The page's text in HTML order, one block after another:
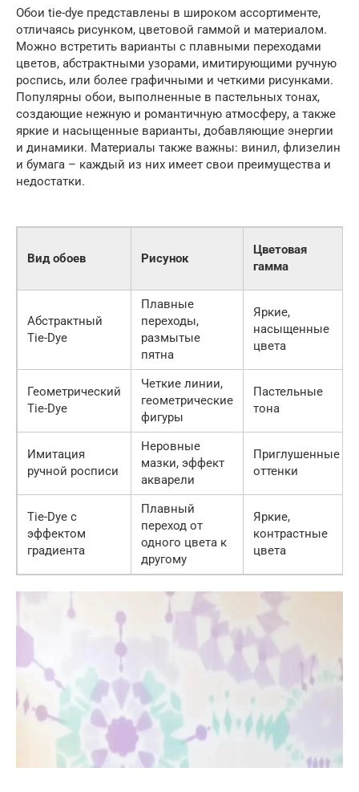
Обои tie-dye представлены в широком ассортименте,
отличаясь рисунком, цветовой гаммой и материалом.
Можно встретить варианты с плавными переходами
цветов, абстрактными узорами, имитирующими ручную
роспись, или более графичными и четкими рисунками.
Популярны обои, выполненные в пастельных тонах,
создающие нежную и романтичную атмосферу, а также
яркие и насыщенные варианты, добавляющие энергии
и динамики. Материалы также важны: винил, флизелин
и бумага – каждый из них имеет свои преимущества и
недостатки.
Вид обоев Рисунок
Цветовая
гамма
Абстрактный
Tie-Dye
Плавные
переходы,
размытые
пятна
Яркие,
насыщенные
цвета
Геометрический
Tie-Dye
Четкие линии,
геометрические
фигуры
Пастельные
тона
Имитация
ручной росписи
Неровные
мазки, эффект
акварели
Приглушенные
оттенки
Tie-Dye с
эффектом
градиента
Плавный
переход от
одного цвета к
другому
Яркие,
контрастные
цвета